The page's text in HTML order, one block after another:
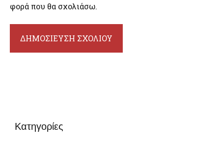
φορά που θα σχολιάσω.
Κατηγορίες